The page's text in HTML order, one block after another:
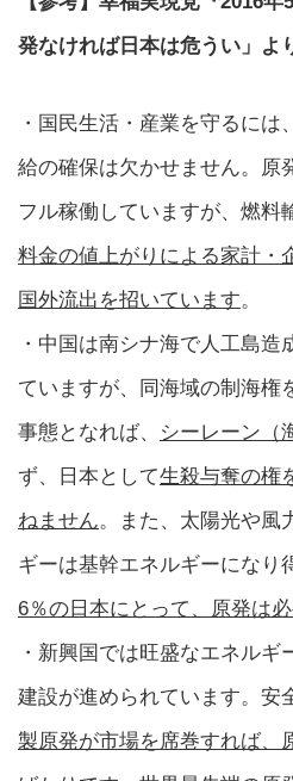
発なければ日本は危うい」よ
・国民生活・産業を守るに
給の確保は欠かせません。原
フル稼働していますが、燃料
料金の値上がりによる家計・
国外流出を招いています。
・中国は南シナ海で人工島
ていますが、同海域の制海権
事態となれば、 シーレーン（
ず、日本として生殺与奪の権
ねません。また、太陽光や風
ギーは基幹エネルギーになり
6％の日本にとって、原発は
・新興国では旺盛なエネル
建設が進められています。安
製原発が市場を席巻すれば、